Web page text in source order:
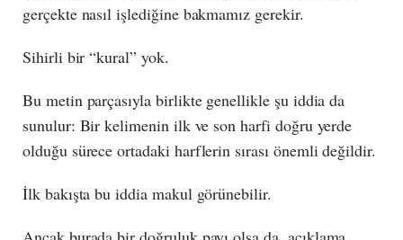
gerçekte nasıl işlediğine bakmamız gerekir.
Sihirli bir “kural” yok.
Bu metin parçasıyla birlikte genellikle şu iddia da
sunulur: Bir kelimenin ilk ve son harfi doğru yerde
olduğu sürece ortadaki harflerin sırası önemli değildir.
İlk bakışta bu iddia makul görünebilir.